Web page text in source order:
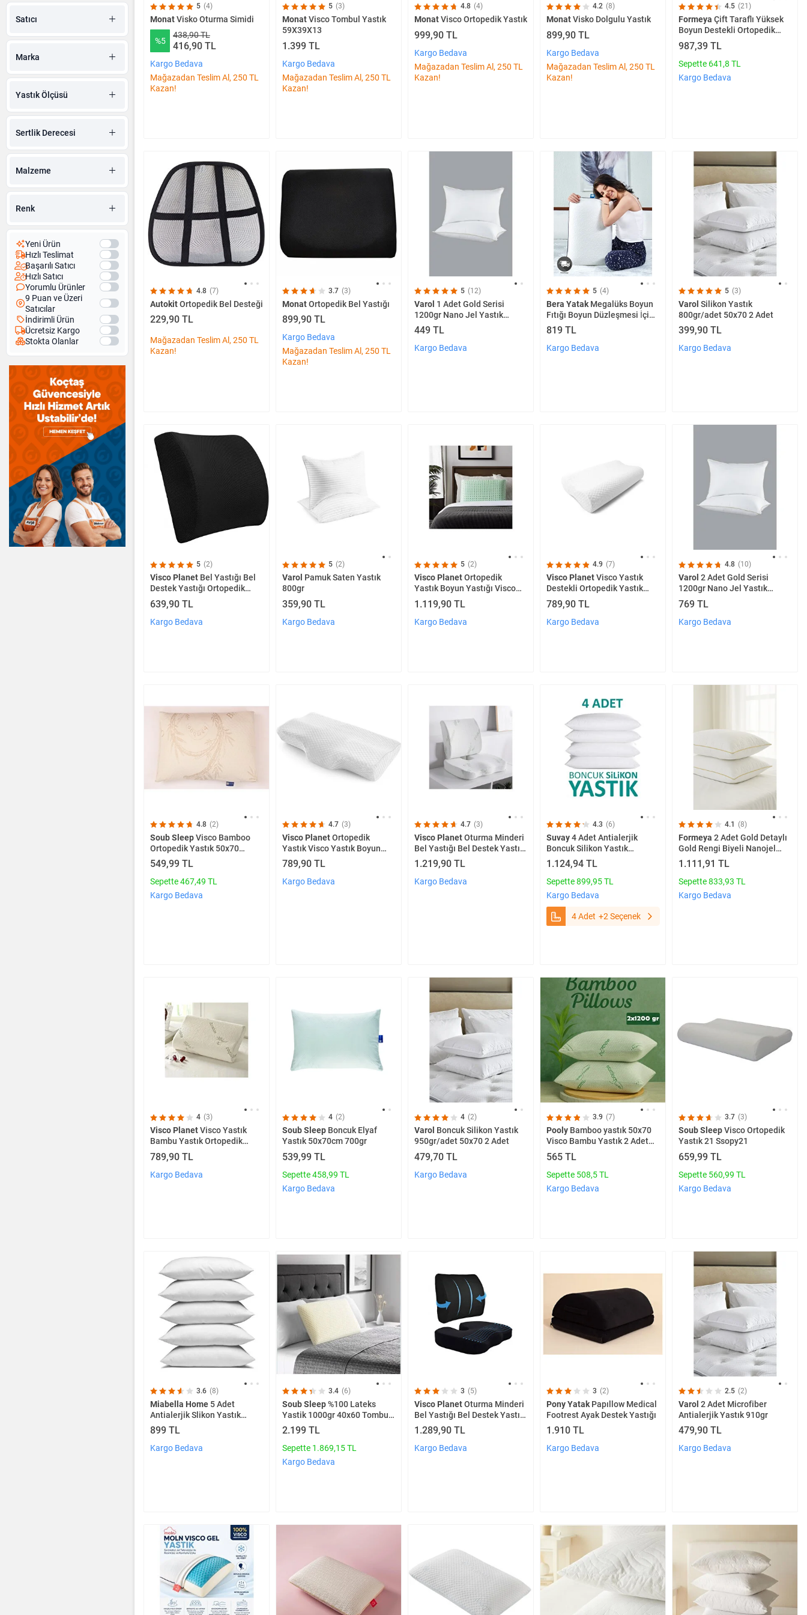
Satıcı
Marka
Yastık Ölçüsü
Sertlik Derecesi
Malzeme
Renk
Yeni Ürün
Hızlı Teslimat
Başarılı Satıcı
Hızlı Satıcı
Yorumlu Ürünler
9 Puan ve Üzeri
Satıcılar
İndirimli Ürün
Ücretsiz Kargo
Stokta Olanlar
5 (4)
MonatVisko Oturma Simidi
%5
438,90 TL
416,90 TL
Kargo Bedava
Mağazadan Teslim Al, 250 TL
Kazan!
5 (3)
MonatVisco Tombul Yastık
59X39X13
1.399 TL
Kargo Bedava
Mağazadan Teslim Al, 250 TL
Kazan!
4.8 (4)
MonatVisco Ortopedik Yastık
999,90 TL
Kargo Bedava
Mağazadan Teslim Al, 250 TL
Kazan!
4.2 (8)
MonatVisko Dolgulu Yastık
899,90 TL
Kargo Bedava
Mağazadan Teslim Al, 250 TL
Kazan!
4.5 (21)
Formeya Çift Taraflı Yüksek
Boyun Destekli Ortopedik
Yastık Visco Yastık -
60x40x14-12cm 1450 Gram
987,39 TL
Sepette 641,8 TL
Kargo Bedava
4.8 (7)
AutokitOrtopedik Bel Desteği
229,90 TL
Mağazadan Teslim Al, 250 TL
Kazan!
3.7 (3)
MonatOrtopedik Bel Yastığı
899,90 TL
Kargo Bedava
Mağazadan Teslim Al, 250 TL
Kazan!
5 (12)
Varol 1 Adet Gold Serisi
1200gr Nano Jel Yastık
50x70cm
449 TL
Kargo Bedava
5 (4)
Bera YatakMegalüks Boyun
Fıtığı Boyun Düzleşmesi İçin
Mega Yüksek Ortopedik
Visco Yastık 59x39x15cm
819 TL
Kargo Bedava
5 (3)
Varol Silikon Yastık
800gr/adet 50x70 2 Adet
399,90 TL
Kargo Bedava
5 (2)
Visco Planet Bel Yastığı Bel
Destek Yastığı Ortopedik
Visco Yastık
639,90 TL
Kargo Bedava
5 (2)
Varol Pamuk Saten Yastık
800gr
359,90 TL
Kargo Bedava
5 (2)
Visco PlanetOrtopedik
Yastık Boyun Yastığı Visco
Yastık Bel Yastığı Bambu
Yastık Visco Therapy Yastık
Visco
1.119,90 TL
Kargo Bedava
4.9 (7)
Visco PlanetVisco Yastık
Destekli Ortopedik Yastık
Visco Boyun Yastığı
789,90 TL
Kargo Bedava
4.8 (10)
Varol 2 Adet Gold Serisi
1200gr Nano Jel Yastık
50x70cm
769 TL
Kargo Bedava
4.8 (2)
Soub SleepVisco Bamboo
Ortopedik Yastık 50x70
Vbp507033
549,99 TL
Sepette 467,49 TL
Kargo Bedava
4.7 (3)
Visco PlanetOrtopedik
Yastık Visco Yastık Boyun
Yastığı Boyun Fıtığı Yastığı
Ortopedik Boyun Yastığı
789,90 TL
Kargo Bedava
4.7 (3)
Visco PlanetOturma Minderi
Bel Yastığı Bel Destek Yastığı
Ortopedik Visco Yastık Boyun
Yastığı Ortopedik Yastık
1.219,90 TL
Kargo Bedava
4.3 (6)
Suvay4 Adet Antialerjik
Boncuk Silikon Yastık
Pamuklu Kılıf 900 Gram 4
Adet
1.124,94 TL
Sepette 899,95 TL
Kargo Bedava
4 Adet +2 Seçenek
4.1 (8)
Formeya 2 Adet Gold Detaylı
Gold Rengi Biyeli Nanojel
Yastık 1100 Gram 50x70 Cm,
Lüks Otel Yastığı
1.111,91 TL
Sepette 833,93 TL
Kargo Bedava
4 (3)
Visco PlanetVisco Yastık
Bambu Yastık Ortopedik
Yastık Boyun Yastığı
789,90 TL
Kargo Bedava
4 (2)
Soub SleepBoncuk Elyaf
Yastık 50x70cm 700gr
539,99 TL
Sepette 458,99 TL
Kargo Bedava
4 (2)
Varol Boncuk Silikon Yastık
950gr/adet 50x70 2 Adet
479,70 TL
Kargo Bedava
3.9 (7)
PoolyBamboo yastık 50x70
Visco Bambu Yastık 2 Adet
Çift kişilik Ortopedik yastık
1200 Gr
565 TL
Sepette 508,5 TL
Kargo Bedava
3.7 (3)
Soub SleepVisco Ortopedik
Yastık 21 Ssopy21
659,99 TL
Sepette 560,99 TL
Kargo Bedava
3.6 (8)
Miabella Home 5 Adet
Antialerjik Slikon Yastık
50x70 1000gr
899 TL
Kargo Bedava
3.4 (6)
Soub Sleep%100 Lateks
Yastik 1000gr 40x60 Tombul
Kalıp
2.199 TL
Sepette 1.869,15 TL
Kargo Bedava
3 (5)
Visco PlanetOturma Minderi
Bel Yastığı Bel Destek Yastığı
Ortopedik Visco Yastık Boyun
Yastığı Ortopedik Yastık
1.289,90 TL
Kargo Bedava
3 (2)
Pony YatakPapıllow Medical
Footrest Ayak Destek Yastığı
1.910 TL
Kargo Bedava
2.5 (2)
Varol 2 Adet Microfiber
Antialerjik Yastık 910gr
479,90 TL
Kargo Bedava